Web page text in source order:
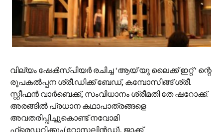
വില്യം ഷേക്‍സ്പിയര്‍ രചിച്ച ‘ആയ് യു ലൈക്ക് ഇറ്റ് ‘ ന്റെ
രൂപകല്‍പ്പന ശ്രീ.ഡിക്ക് ബേ‍ഡ്, കമ്പോസിങ്ങ് ശ്രീ.
സ്റ്റീഫന്‍ വാര്‍ബെക്ക്, സംവിധാനം ശ്രീമതി തേ ഷറോക്ക്.
അരങ്ങില്‍ പ്രധാന കഥാപാത്രങ്ങളെ
അവതരിപ്പിച്ചുകൊണ്ട് നവോമി
ഫ്രെഡറിക്കും‍(റോസലിന്‍ഡ്), ജാക്ക്